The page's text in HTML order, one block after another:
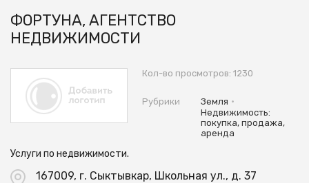
ФОРТУНА, АГЕНТСТВО
НЕДВИЖИМОСТИ
Кол-во просмотров: 1230
Рубрики Земля •
Недвижимость:
покупка, продажа,
аренда
Услуги по недвижимости.
167009, г. Сыктывкар, Школьная ул., д. 37